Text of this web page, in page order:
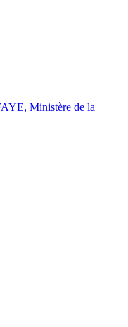
Ministère de la